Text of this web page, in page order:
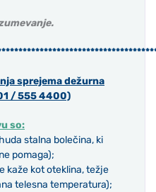
sprejema dežurna
/ 555 4400)
so:
stalna bolečina, ki
pomaga);
kaže kot oteklina, težje
telesna temperatura);